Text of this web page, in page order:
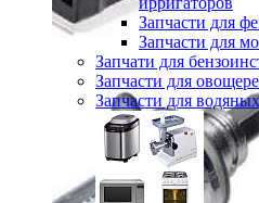
Запчасти для
Запчасти для
Запчати для
Запчасти для
Запчасти для